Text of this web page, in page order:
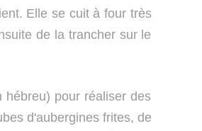
Elle se cuit à four très
de la trancher sur le
pour réaliser des
d'aubergines frites, de